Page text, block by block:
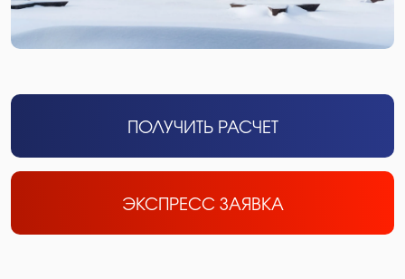
ПОЛУЧИТЬ РАСЧЕТ
ЭКСПРЕСС ЗАЯВКА